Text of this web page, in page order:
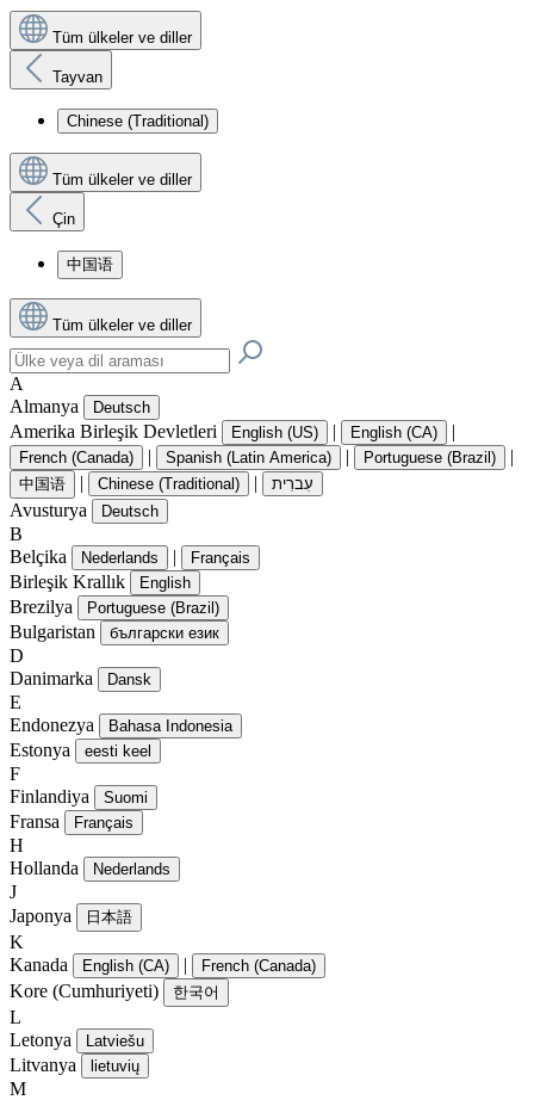
Tüm ülkeler ve diller
Tayvan
Chinese (Traditional)
Tüm ülkeler ve diller
Çin
中国语
Tüm ülkeler ve diller
A
Almanya
Deutsch
Amerika Birleşik Devletleri English (US) | English (CA) |
French (Canada) | Spanish (Latin America) | Portuguese (Brazil) |
中国语 | Chinese (Traditional) | עִברִית
Avusturya Deutsch
B
Belçika
Nederlands | Français
Birleşik Krallık English
Brezilya Portuguese (Brazil)
Bulgaristan български език
D
Danimarka
Dansk
E
Endonezya
Bahasa Indonesia
Estonya eesti keel
F
Finlandiya
Suomi
Fransa Français
H
Hollanda
Nederlands
J
Japonya
日本語
K
Kanada
English (CA) | French (Canada)
Kore (Cumhuriyeti) 한국어
L
Letonya
Latviešu
Litvanya lietuvių
M